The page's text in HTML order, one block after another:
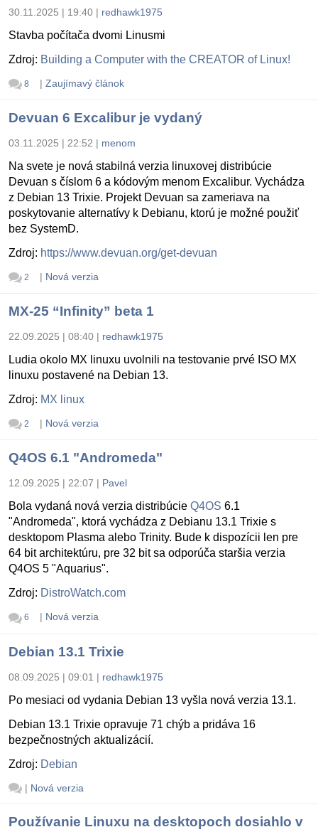
30.11.2025 | 19:40 | redhawk1975
Stavba počítača dvomi Linusmi
Zdroj: Building a Computer with the CREATOR of Linux!
8 | Zaujímavý článok
Devuan 6 Excalibur je vydaný
03.11.2025 | 22:52 | menom
Na svete je nová stabilná verzia linuxovej distribúcie
Devuan s číslom 6 a kódovým menom Excalibur. Vychádza
z Debian 13 Trixie. Projekt Devuan sa zameriava na
poskytovanie alternatívy k Debianu, ktorú je možné použiť
bez SystemD.
Zdroj: https://www.devuan.org/get-devuan
2 | Nová verzia
MX-25 “Infinity” beta 1
22.09.2025 | 08:40 | redhawk1975
Ludia okolo MX linuxu uvolnili na testovanie prvé ISO MX
linuxu postavené na Debian 13.
Zdroj: MX linux
2 | Nová verzia
Q4OS 6.1 "Andromeda"
12.09.2025 | 22:07 | Pavel
Bola vydaná nová verzia distribúcie Q4OS 6.1
"Andromeda", ktorá vychádza z Debianu 13.1 Trixie s
desktopom Plasma alebo Trinity. Bude k dispozícii len pre
64 bit architektúru, pre 32 bit sa odporúča staršia verzia
Q4OS 5 "Aquarius".
Zdroj: DistroWatch.com
6 | Nová verzia
Debian 13.1 Trixie
08.09.2025 | 09:01 | redhawk1975
Po mesiaci od vydania Debian 13 vyšla nová verzia 13.1.
Debian 13.1 Trixie opravuje 71 chýb a pridáva 16
bezpečnostných aktualizácií.
Zdroj: Debian
| Nová verzia
Používanie Linuxu na desktopoch dosiahlo v